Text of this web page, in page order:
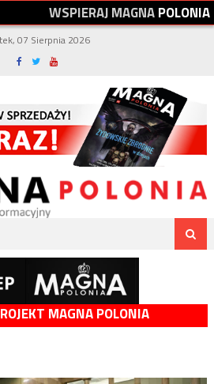
WSPIERAJMAGNAPOLONIA
07 Sierpnia 2026
MAGNA POLONIA